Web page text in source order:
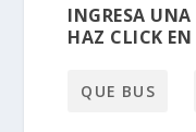
INGRESA
HAZ CLICK EN